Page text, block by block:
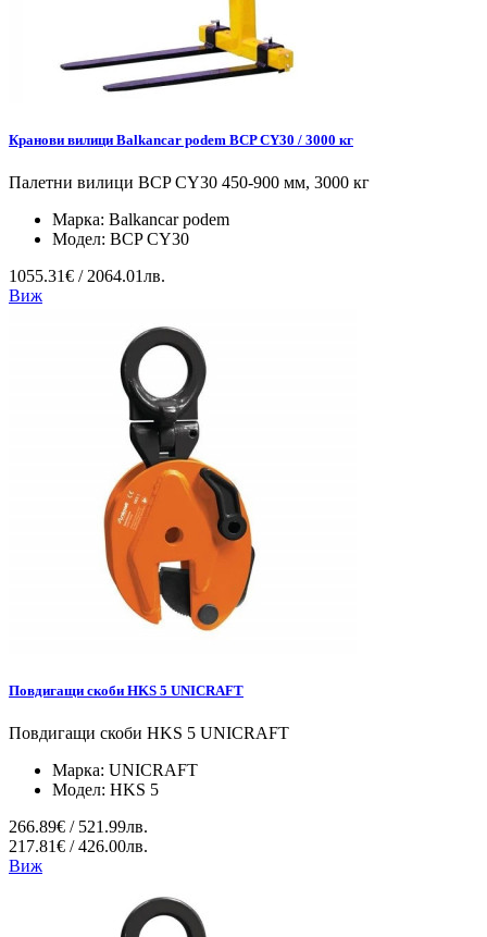
Кранови вилици Balkancar podem BCP CY30 / 3000 кг
Палетни вилици BCP CY30 450-900 мм, 3000 кг
Марка: Balkancar podem
Модел: BCP CY30
1055.31€ / 2064.01лв.
Виж
Повдигащи скоби HKS 5 UNICRAFT
Повдигащи скоби HKS 5 UNICRAFT
Марка: UNICRAFT
Модел: HKS 5
266.89€ / 521.99лв.
217.81€ / 426.00лв.
Виж